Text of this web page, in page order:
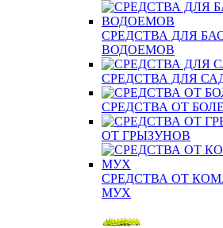
СРЕДСТВА ДЛЯ
ВОДОЕМОВ
СРЕДСТВА ДЛЯ
СРЕДСТВА ОТ
ОТ ГРЫЗУНОВ
СРЕДСТВА ОТ
МУХ